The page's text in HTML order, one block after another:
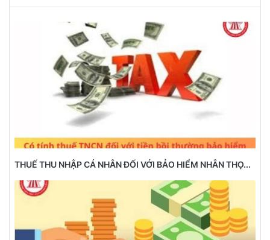
THUẾ THU NHẬP CÁ NHÂN ĐỐI VỚI BẢO HIỂM NHÂN THỌ...